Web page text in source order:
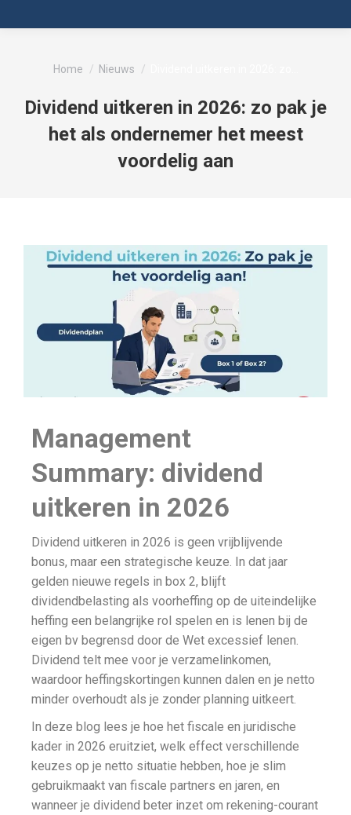
Dividend uitkeren in 2026: zo pak je
het als ondernemer het meest
voordelig aan
Je bent hier:
Home Nieuws
Management
Summary: dividend
uitkeren in 2026
Dividend uitkeren in 2026 is geen vrijblijvende
bonus, maar een strategische keuze. In dat jaar
gelden nieuwe regels in box 2, blijft
dividendbelasting als voorheffing op de uiteindelijke
heffing een belangrijke rol spelen en is lenen bij de
eigen bv begrensd door de Wet excessief lenen.
Dividend telt mee voor je verzamelinkomen,
waardoor heffingskortingen kunnen dalen en je netto
minder overhoudt als je zonder planning uitkeert.
In deze blog lees je hoe het fiscale en juridische
kader in 2026 eruitziet, welk effect verschillende
keuzes op je netto situatie hebben, hoe je slim
gebruikmaakt van fiscale partners en jaren, en
wanneer je dividend beter inzet om rekening-courant